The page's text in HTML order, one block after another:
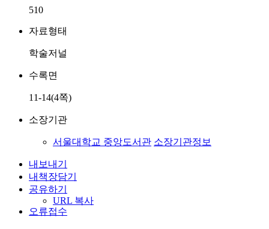
510
자료형태
학술저널
수록면
11-14(4쪽)
소장기관
서울대학교 중앙도서관 소장기관정보
내보내기
내책장담기
공유하기
URL 복사
오류접수